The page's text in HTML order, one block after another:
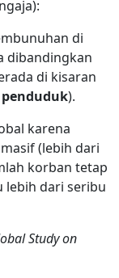
di
dibandingkan
di kisaran
penduduk).
karena
(lebih dari
korban tetap
lebih dari seribu
Study on